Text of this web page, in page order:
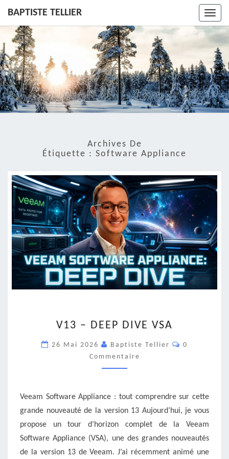
BAPTISTE TELLIER
Archives De
Étiquette : Software Appliance
–
DIVE
VSA
V13 – DEEP DIVE VSA
26 Mai 2026 Baptiste Tellier
0
Commentaire
Veeam Software Appliance : tout comprendre sur cette
grande nouveauté de la version 13 Aujourd’hui, je vous
propose un tour d’horizon complet de la Veeam
Software Appliance (VSA), une des grandes nouveautés
de la version 13 de Veeam. J’ai récemment animé une